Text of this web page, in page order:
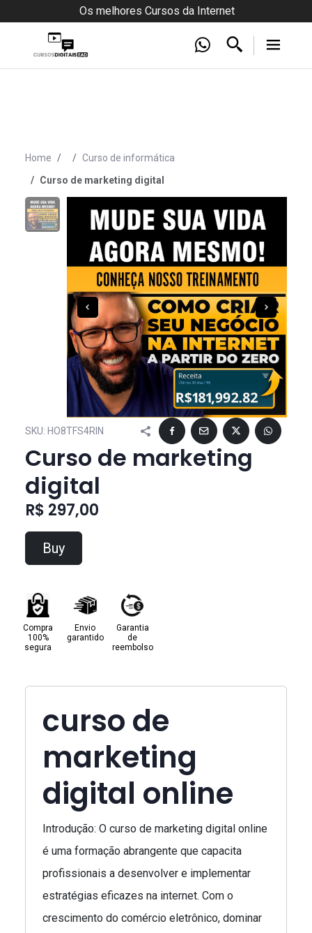
Os melhores Cursos da Internet
Home
Curso de informática
Curso de marketing digital
SKU: HO8TFS4RIN
Curso de marketing
digital
R$ 297,00
Buy
Compra
100%
segura
Envio
garantido
Garantia
de
reembolso
curso de
marketing
digital online
Introdução: O curso de marketing digital online
é uma formação abrangente que capacita
profissionais a desenvolver e implementar
estratégias eficazes na internet. Com o
crescimento do comércio eletrônico, dominar